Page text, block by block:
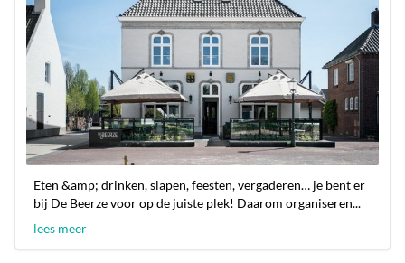
Eten &amp; drinken, slapen, feesten, vergaderen… je bent er
bij De Beerze voor op de juiste plek! Daarom organiseren...
lees meer